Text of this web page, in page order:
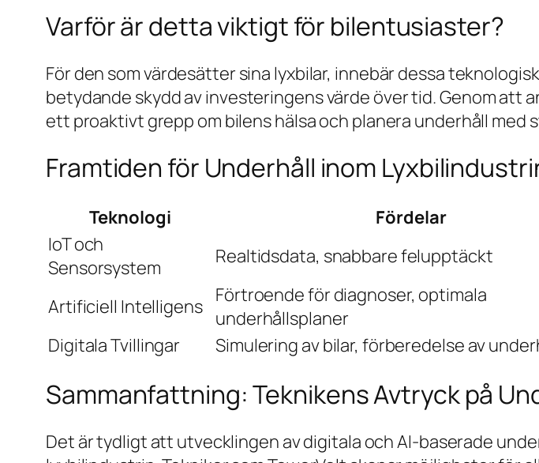
Varför är detta viktigt för bilentusiaster?
För den som värdesätter sina lyxbilar, innebär dessa
betydande skydd av investeringens värde över tid. Genom att
ett proaktivt grepp om bilens hälsa och planera underhåll med
Framtiden för Underhåll inom
Teknologi Fördelar
IoT och
Sensorsystem
Realtidsdata, snabbare felupptäckt
Artificiell Intelligens Förtroende för diagnoser, optimala
underhållsplaner
Digitala Tvillingar
Simulering av bilar, förberedelse av
Sammanfattning: Teknikens Avtryck på
Det är tydligt att utvecklingen av digitala och AI-baserade